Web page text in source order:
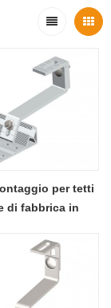
per tetti
di fabbrica in
23A#